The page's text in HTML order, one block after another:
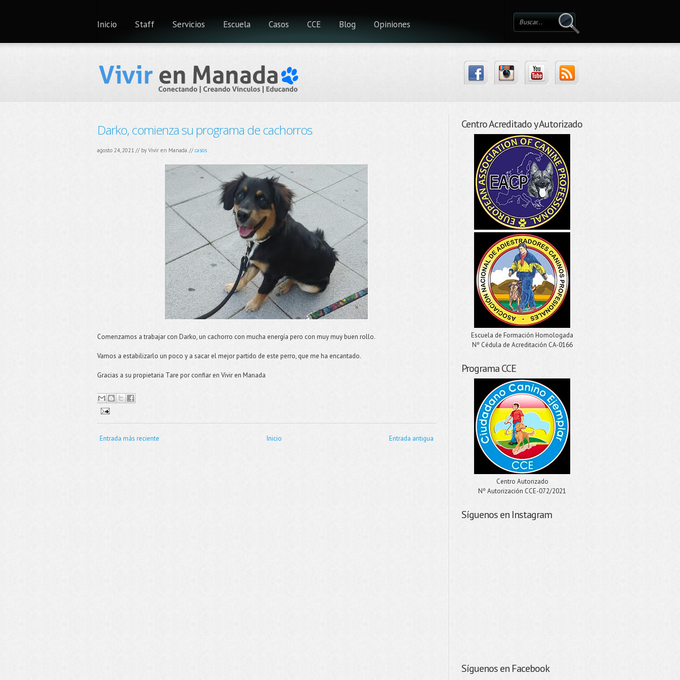
Inicio Staff Servicios Escuela Casos CCE Blog Opiniones
Darko, comienza su programa de cachorros
agosto 24, 2021 // by Vivir en Manada.//casos
Comenzamos a trabajar con Darko, un cachorro con mucha energía pero con muy muy buen rollo.
Vamos a estabilizarlo un poco y a sacar el mejor partido de este perro, que me ha encantado.
Gracias a su propietaria Tare por confiar en Vivir en Manada
Entrada más reciente Entrada antigua
Inicio
Centro Acreditado y Autorizado
Escuela de Formación Homologada
Nº Cédula de Acreditación CA-0166
Programa CCE
Centro Autorizado
Nº Autorización CCE-072/2021
Síguenos en Instagram
Síguenos en Facebook